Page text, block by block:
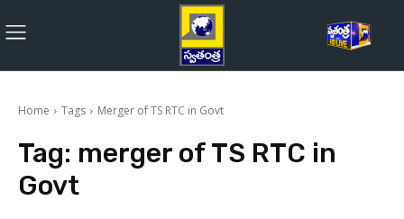
Home Tags Merger of TS RTC in Govt
Tag: merger of TS RTC in
Govt